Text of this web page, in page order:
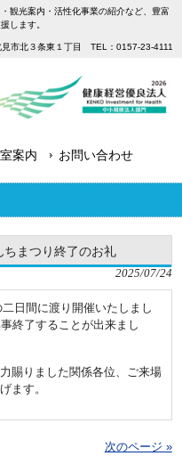
観光案内・活性化事業の紹介など、豊富
します。
見市北３条東１丁目 TEL：0157-23-4111
案内 お問い合わせ
ちまつり終了のお礼
2025/07/24
日間に渡り開催いたしまし
終了することが出来まし
賜りました関係各位、ご来場
ます。
次のページ »